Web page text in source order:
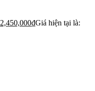
2,450,000₫Giá hiện tại là: